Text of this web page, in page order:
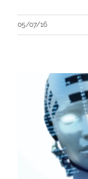
05/07/16